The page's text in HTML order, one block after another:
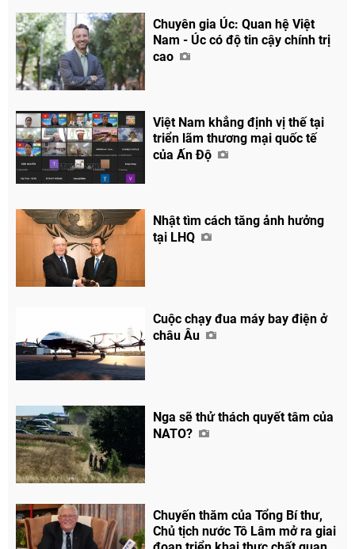
Facebook
Chuyên gia Úc: Quan hệ Việt
Nam - Úc có độ tin cậy chính trị
cao
Việt Nam khẳng định vị thế tại
triển lãm thương mại quốc tế
của Ấn Độ
Nhật tìm cách tăng ảnh hưởng
tại LHQ
Cuộc chạy đua máy bay điện ở
châu Âu
Nga sẽ thử thách quyết tâm của
NATO?
Chuyến thăm của Tổng Bí thư,
Chủ tịch nước Tô Lâm mở ra giai